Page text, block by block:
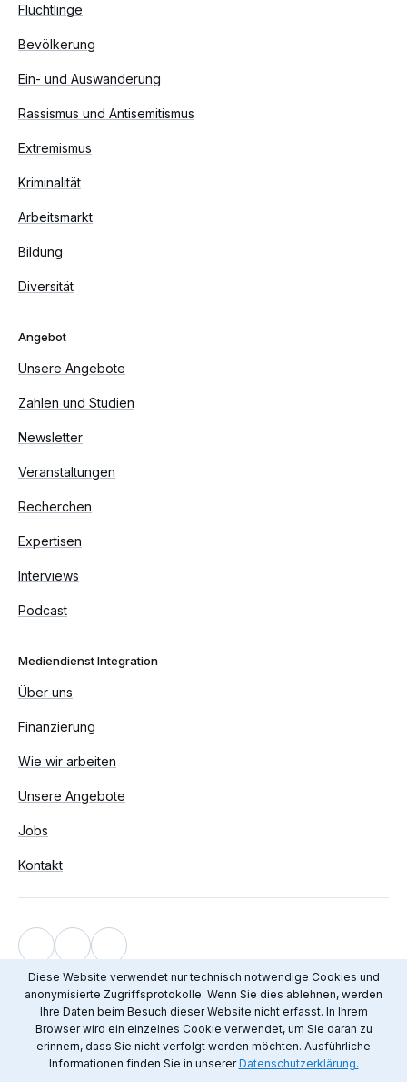
Diese Website verwendet nur technisch notwendige Cookies und
anonymisierte Zugriffsprotokolle. Wenn Sie dies ablehnen, werden
Ihre Daten beim Besuch dieser Website nicht erfasst. In Ihrem
Browser wird ein einzelnes Cookie verwendet, um Sie daran zu
erinnern, dass Sie nicht verfolgt werden möchten. Ausführliche
Informationen finden Sie in unsererDatenschutzerklärung.
Flüchtlinge
Bevölkerung
Ein- und Auswanderung
Rassismus und Antisemitismus
Extremismus
Kriminalität
Arbeitsmarkt
Bildung
Diversität
Angebot
Unsere Angebote
Zahlen und Studien
Newsletter
Veranstaltungen
Recherchen
Expertisen
Interviews
Podcast
Mediendienst Integration
Über uns
Finanzierung
Wie wir arbeiten
Unsere Angebote
Jobs
Kontakt
© 2012 - 2026 Mediendienst Integration
Impressum
Datenschutz